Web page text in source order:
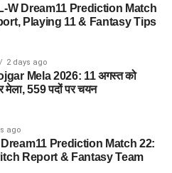
W Dream11 Prediction Match
Playing 11 & Fantasy Tips
2 days ago
Mela 2026: 11 अगस्त को
मेला, 559 पदों पर चयन
ago
Prediction Match 22:
Report & Fantasy Team